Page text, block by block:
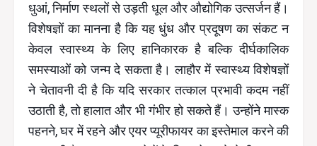
धुआं, निर्माण स्थलों से उड़ती धूल और औद्योगिक उत्सर्जन हैं।
विशेषज्ञों का मानना है कि यह धुंध और प्रदूषण का संकट न
केवल स्वास्थ्य के लिए हानिकारक है बल्कि दीर्घकालिक
समस्याओं को जन्म दे सकता है। लाहौर में स्वास्थ्य विशेषज्ञों
ने चेतावनी दी है कि यदि सरकार तत्काल प्रभावी कदम नहीं
उठाती है, तो हालात और भी गंभीर हो सकते हैं। उन्होंने मास्क
पहनने, घर में रहने और एयर प्यूरीफायर का इस्तेमाल करने की